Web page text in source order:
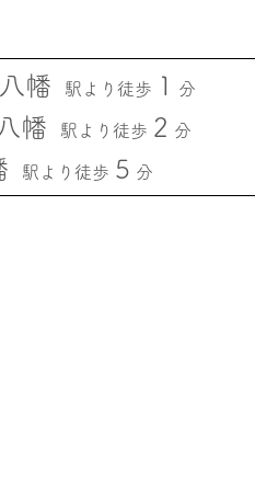
幡 駅より徒歩 1 分
幡 駅より徒歩 2 分
駅より徒歩 5 分